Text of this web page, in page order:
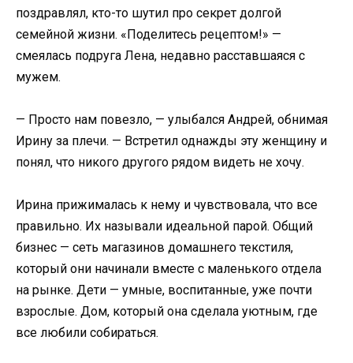
поздравлял, кто-то шутил про секрет долгой
семейной жизни. «Поделитесь рецептом!» —
смеялась подруга Лена, недавно расставшаяся с
мужем.
— Просто нам повезло, — улыбался Андрей, обнимая
Ирину за плечи. — Встретил однажды эту женщину и
понял, что никого другого рядом видеть не хочу.
Ирина прижималась к нему и чувствовала, что все
правильно. Их называли идеальной парой. Общий
бизнес — сеть магазинов домашнего текстиля,
который они начинали вместе с маленького отдела
на рынке. Дети — умные, воспитанные, уже почти
взрослые. Дом, который она сделала уютным, где
все любили собираться.